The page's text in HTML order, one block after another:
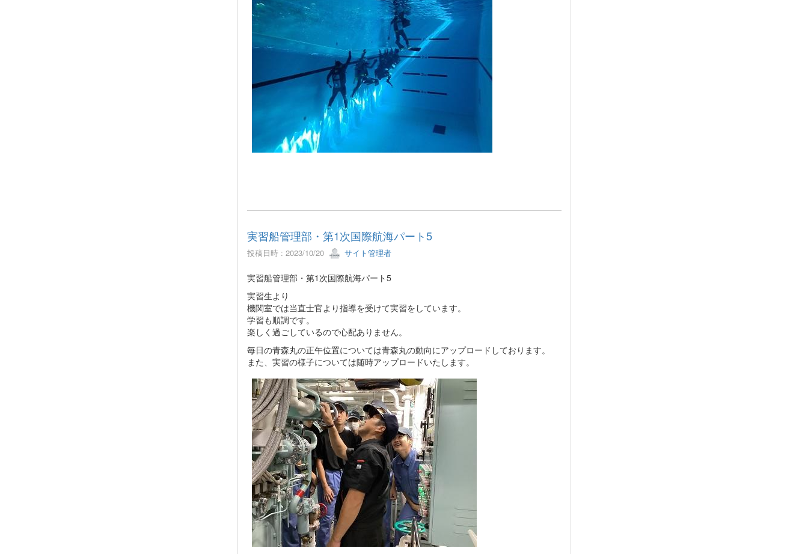
実習船管理部・第1次国際航海パート5
投稿日時 : 2023/10/20 サイト管理者
実習船管理部・第1次国際航海パート5
実習生より
機関室では当直士官より指導を受けて実習をしています。
学習も順調です。
楽しく過ごしているので心配ありません。
毎日の青森丸の正午位置については青森丸の動向にアップロードしております。
また、実習の様子については随時アップロードいたします。